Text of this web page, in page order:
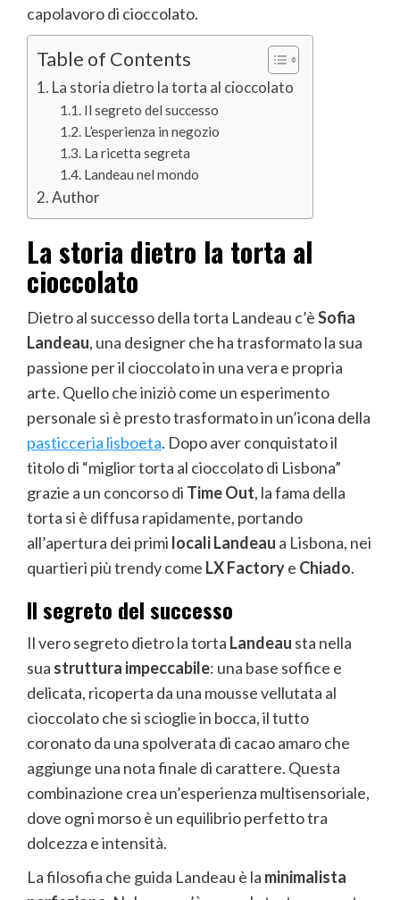
capolavoro di cioccolato.
Table of Contents
La storia dietro la torta al cioccolato
Il segreto del successo
L’esperienza in negozio
La ricetta segreta
Landeau nel mondo
Author
La storia dietro la torta al
cioccolato
Dietro al successo della torta Landeau c’èSofia
Landeau, una designer che ha trasformato la sua
passione per il cioccolato in una vera e propria
arte. Quello che iniziò come un esperimento
personale si è presto trasformato in un’icona della
pasticceria lisboeta. Dopo aver conquistato il
titolo di “miglior torta al cioccolato di Lisbona”
grazie a un concorso di Time Out, la fama della
torta si è diffusa rapidamente, portando
all’apertura dei primi locali Landeau a Lisbona, nei
quartieri più trendy come LX Factorye Chiado.
Il segreto del successo
Il vero segreto dietro la torta Landeau sta nella
sua struttura impeccabile: una base soffice e
delicata, ricoperta da una mousse vellutata al
cioccolato che si scioglie in bocca, il tutto
coronato da una spolverata di cacao amaro che
aggiunge una nota finale di carattere. Questa
combinazione crea un’esperienza multisensoriale,
dove ogni morso è un equilibrio perfetto tra
dolcezza e intensità.
La filosofia che guida Landeau è la minimalista